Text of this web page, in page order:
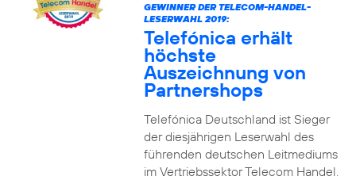
GEWINNER DER TELECOM-HANDEL-
LESERWAHL 2019:
Telefónica erhält
höchste
Auszeichnung von
Partnershops
Telefónica Deutschland ist Sieger
der diesjährigen Leserwahl des
führenden deutschen Leitmediums
im Vertriebssektor Telecom Handel.